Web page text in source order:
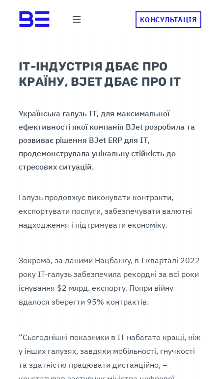
КОНСУЛЬТАЦІЯ
ІТ-ІНДУСТРІЯ ДБАЄ ПРО
КРАЇНУ, BJET ДБАЄ ПРО ІТ
Українська галузь ІТ, для максимальної
ефективності якої компанія BJet розробила та
розвиває рішення BJet ERP для IT,
продемонструвала унікальну стійкість до
стресових ситуацій.
Галузь продовжує виконувати контракти,
експортувати послуги, забезпечувати валютні
надходження і підтримувати економіку.
Зокрема, за даними Нацбанку, в І кварталі 2022
року ІТ-галузь забезпечила рекордні за всі роки
існування $2 млрд. експорту. Попри війну
вдалося зберегти 95% контрактів.
“Сьогоднішні показники в ІТ набагато кращі, ніж
у інших галузях, завдяки мобільності, гнучкості
та здатністю працювати дистанційно, –